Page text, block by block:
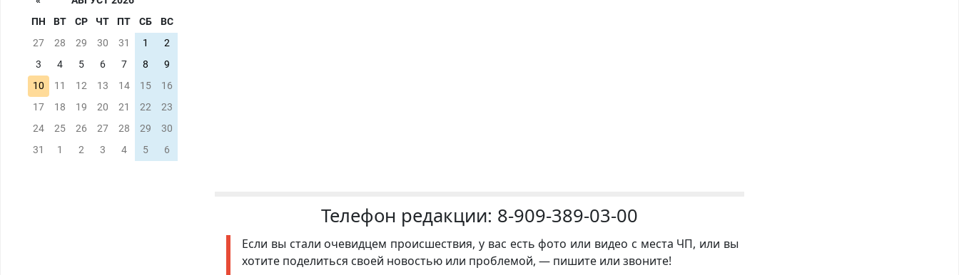
Телефон редакции: 8-909-389-03-00
Если вы стали очевидцем происшествия, у вас есть фото или видео с места ЧП, или вы
хотите поделиться своей новостью или проблемой, — пишите или звоните!
ПН
ВТ СР ЧТ ПТ СБ
ВС
27
28 29 30 31 1
2
3
4 5 6 7 8
9
10
11 12 13 14 15
16
17
18 19 20 21 22
23
24
25 26 27 28 29
30
31
1 2 3 4 5 6